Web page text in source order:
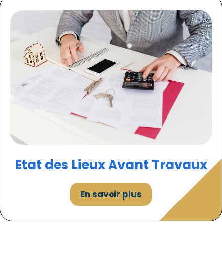
Etat des LieuxAvant Travaux
En savoir plus